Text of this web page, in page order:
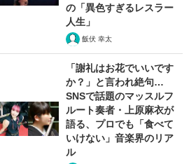
の「異色すぎるレスラー
人生」
飯伏 幸太
「謝礼はお花でいいです
か？」と言われ絶句…
SNSで話題のマッスルフ
ルート奏者・上原麻衣が
語る、プロでも「食べて
いけない」音楽界のリア
ル